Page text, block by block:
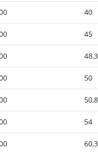
40
45
48,3
50
50,8
54
60,3